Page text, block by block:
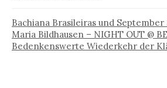
Bachiana Brasileiras und
Maria Bildhausen – NIGHT OUT @
Bedenkenswerte Wiederkehr der